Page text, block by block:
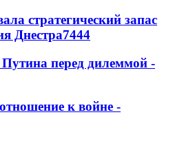
стратегический запас
Днестра7444
перед дилеммой -
к войне -